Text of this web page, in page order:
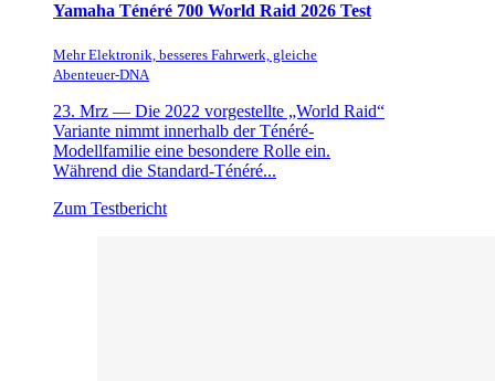
Yamaha Ténéré 700 World Raid 2026 Test
Mehr Elektronik, besseres Fahrwerk, gleiche
Abenteuer-DNA
23. Mrz — Die 2022 vorgestellte „World Raid“
Variante nimmt innerhalb der Ténéré-
Modellfamilie eine besondere Rolle ein.
Während die Standard-Ténéré...
Zum Testbericht